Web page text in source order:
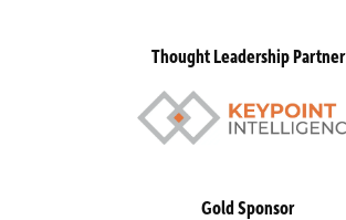
Thought Leadership Partner
Gold Sponsor